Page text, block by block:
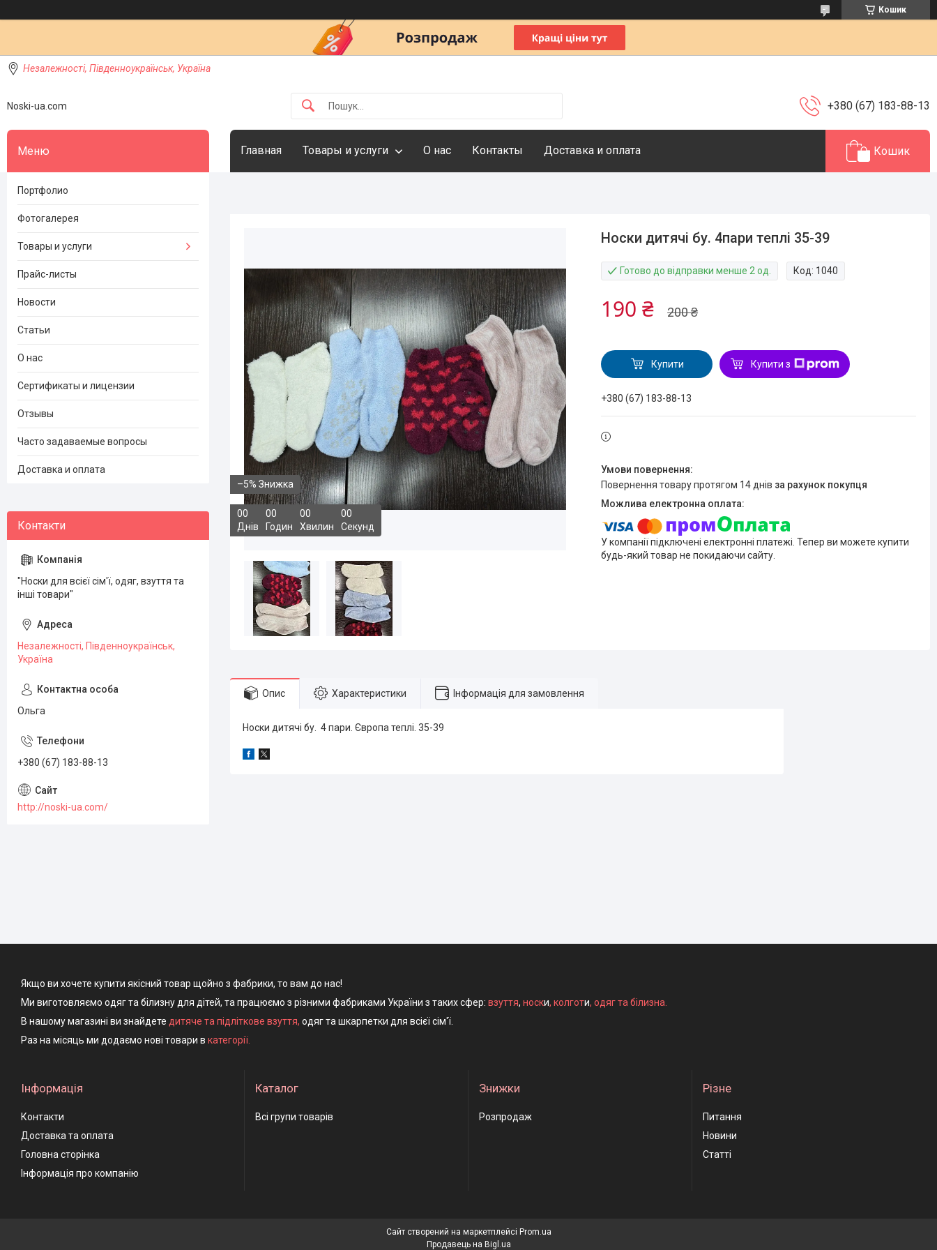
Кошик
Незалежності, Південноукраїнськ, Україна
Noski-ua.com +380 (67) 183-88-13
Главная Товары и услуги О нас Контакты Доставка и оплата Кошик
–5%
00
Днів
00
Годин
00
Хвилин
00
Секунд
Носки дитячі бу. 4пари теплі 35-39
Готово до відправки менше 2 од. Код: 1040
200 ₴
190 ₴
Купити Купити з
+380 (67) 183-88-13
повернення товару протягом 14 днів за рахунок покупця
У компанії підключені електронні платежі. Тепер ви можете купити
будь-який товар не покидаючи сайту.
Опис Характеристики Інформація для замовлення
Носки дитячі бу. 4 пари. Європа теплі. 35-39
Портфолио
Фотогалерея
Товары и услуги
Прайс-листы
Новости
Статьи
О нас
Сертификаты и лицензии
Отзывы
Часто задаваемые вопросы
Доставка и оплата
"Носки для всієї сім'ї, одяг, взуття та
інші товари"
Незалежності, Південноукраїнськ,
Україна
Ольга
+380 (67) 183-88-13
http://noski-ua.com/
Якщо ви хочете купити якісний товар щойно з фабрики, то вам до нас!
Ми виготовляємо одяг та білизну для дітей, та працюємо з різними фабриками України з таких сфер: взуття, носки, колготи, одяг та білизна.
В нашому магазині ви знайдете дитяче та підліткове взуття, одяг та шкарпетки для всієї сім'ї.
Раз на місяць ми додаємо нові товари в категорії.
Інформація
Контакти
Доставка та оплата
Головна сторінка
Інформація про компанію
Каталог
Всі групи товарів
Знижки
Розпродаж
Різне
Питання
Новини
Статті
Сайт створений на маркетплейсі Prom.ua
Продавець на Bigl.ua